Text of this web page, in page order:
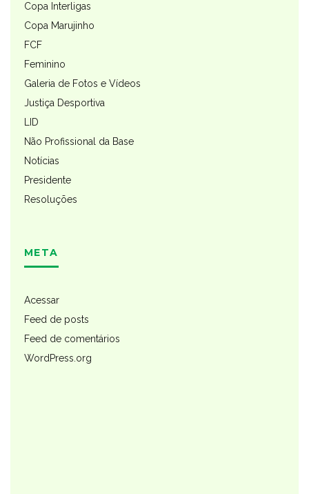
Copa Interligas
Copa Marujinho
FCF
Feminino
Galeria de Fotos e Vídeos
Justiça Desportiva
LID
Não Profissional da Base
Notícias
Presidente
Resoluções
META
Acessar
Feed de posts
Feed de comentários
WordPress.org